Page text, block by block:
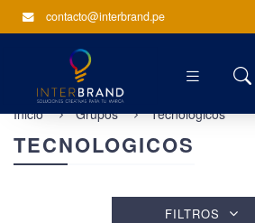
contacto@interbrand.pe
Inicio Grupos Tecnologicos
TECNOLOGICOS
FILTROS